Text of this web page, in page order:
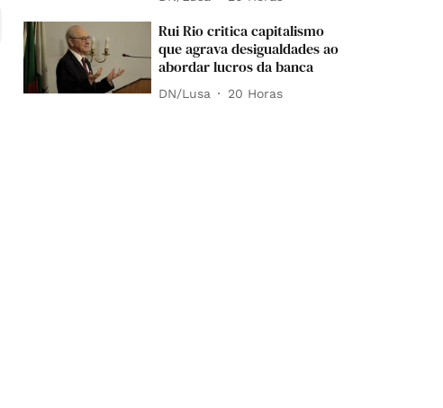
Rui Rio critica capitalismo
que agrava desigualdades ao
abordar lucros da banca
DN/Lusa 20 Horas